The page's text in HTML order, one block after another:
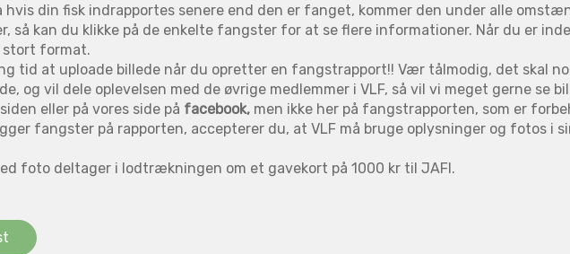
din fisk indrapportes senere end den er fanget, kommer den under alle
så kan du klikke på de enkelte fangster for at se flere informationer. Når du er
stort format.
tid at uploade billede når du opretter en fangstrapport!! Vær tålmodig, det skal
og vil dele oplevelsen med de øvrige medlemmer i VLF, så vil vi meget gerne se
eller på vores side på facebook, men ikke her på fangstrapporten, som er
fangster på rapporten, accepterer du, at VLF må bruge oplysninger og fotos i
foto deltager i lodtrækningen om et gavekort på 1000 kr til JAFI.